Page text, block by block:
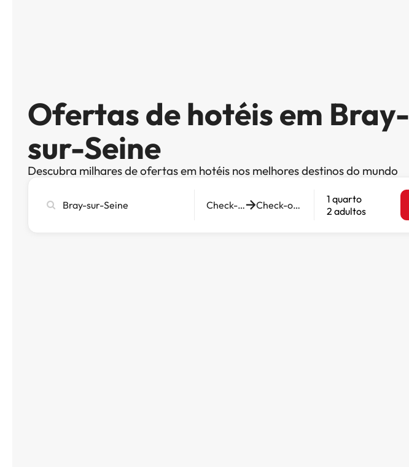
Ofertas de hotéis em Bray-
sur-Seine
Descubra milhares de ofertas em hotéis nos melhores destinos do mundo
cidade,
Check-in Check-out
1 quarto
2 adultos